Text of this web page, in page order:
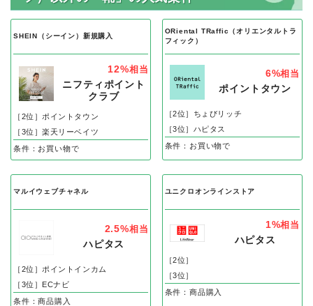
SHEIN（シーイン）新規購入
12%相当
ニフティポイント
クラブ
［2位］ポイントタウン
［3位］楽天リーベイツ
条件：お買い物で
ORiental TRaffic（オリエンタルトラ
フィック）
6%相当
ポイントタウン
［2位］ちょびリッチ
［3位］ハピタス
条件：お買い物で
マルイウェブチャネル
2.5%相当
ハピタス
［2位］ポイントインカム
［3位］ECナビ
条件：商品購入
ユニクロオンラインストア
1%相当
ハピタス
［2位］
［3位］
条件：商品購入